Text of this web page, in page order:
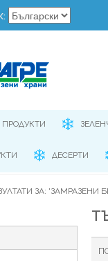
ДЕСЕРТИ
ЗА: 'ЗАМРАЗЕНИ